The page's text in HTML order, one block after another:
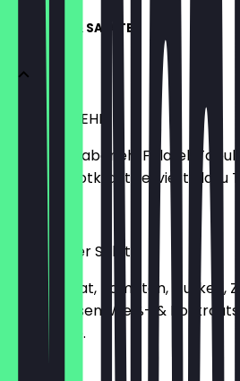
STARTERS & SALATE
SALAT & MEHR
Hummus, Labaneh, Falafel,
Weiß- & Rotkraut serviert, dazu
€ 9,90
Gemischter Salat
Eisbergsalat, Tomaten, Gurken,
Kichererbsen, Weiß- &
Tahinisoße.